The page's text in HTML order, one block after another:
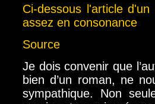
Ci-dessous l'article
assez en consonance
Source
Je dois convenir que
bien d’un roman, ne
sympathique. Non